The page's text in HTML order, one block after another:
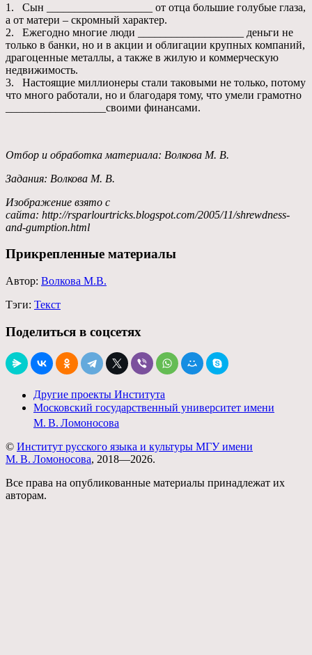
1. Сын ___________________ от отца большие голубые глаза,
а от матери – скромный характер.
2. Ежегодно многие люди ___________________ деньги не
только в банки, но и в акции и облигации крупных компаний,
драгоценные металлы, а также в жилую и коммерческую
недвижимость.
3. Настоящие миллионеры стали таковыми не только, потому
что много работали, но и благодаря тому, что умели грамотно
__________________своими финансами.
Отбор и обработка материала: Волкова М. В.
Задания: Волкова М. В.
Изображение взято с
сайта: http://rsparlourtricks.blogspot.com/2005/11/shrewdness-
and-gumption.html
Прикрепленные материалы
Автор: Волкова М.В.
Тэги: Текст
Поделиться в соцсетях
Другие проекты Института
Московский государственный университет имени
М. В. Ломоносова
© Институт русского языка и культуры МГУ имени
М. В. Ломоносова, 2018—2026.
Все права на опубликованные материалы принадлежат их
авторам.